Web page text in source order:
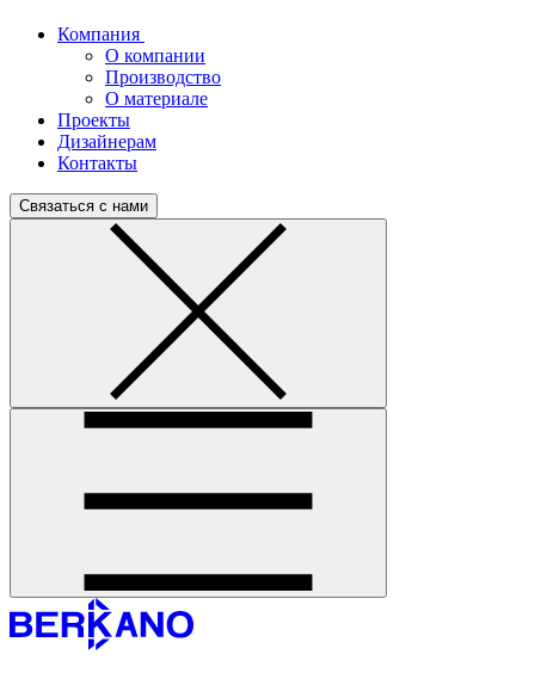
Компания
О компании
Производство
О материале
Проекты
Дизайнерам
Контакты
Связаться с нами